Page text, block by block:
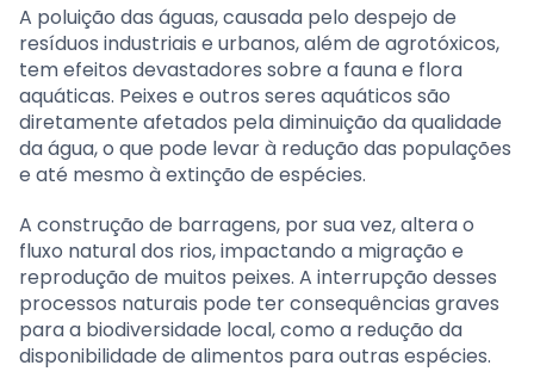
A poluição das águas, causada pelo despejo de
resíduos industriais e urbanos, além de agrotóxicos,
tem efeitos devastadores sobre a fauna e flora
aquáticas. Peixes e outros seres aquáticos são
diretamente afetados pela diminuição da qualidade
da água, o que pode levar à redução das populações
e até mesmo à extinção de espécies.
A construção de barragens, por sua vez, altera o
fluxo natural dos rios, impactando a migração e
reprodução de muitos peixes. A interrupção desses
processos naturais pode ter consequências graves
para a biodiversidade local, como a redução da
disponibilidade de alimentos para outras espécies.